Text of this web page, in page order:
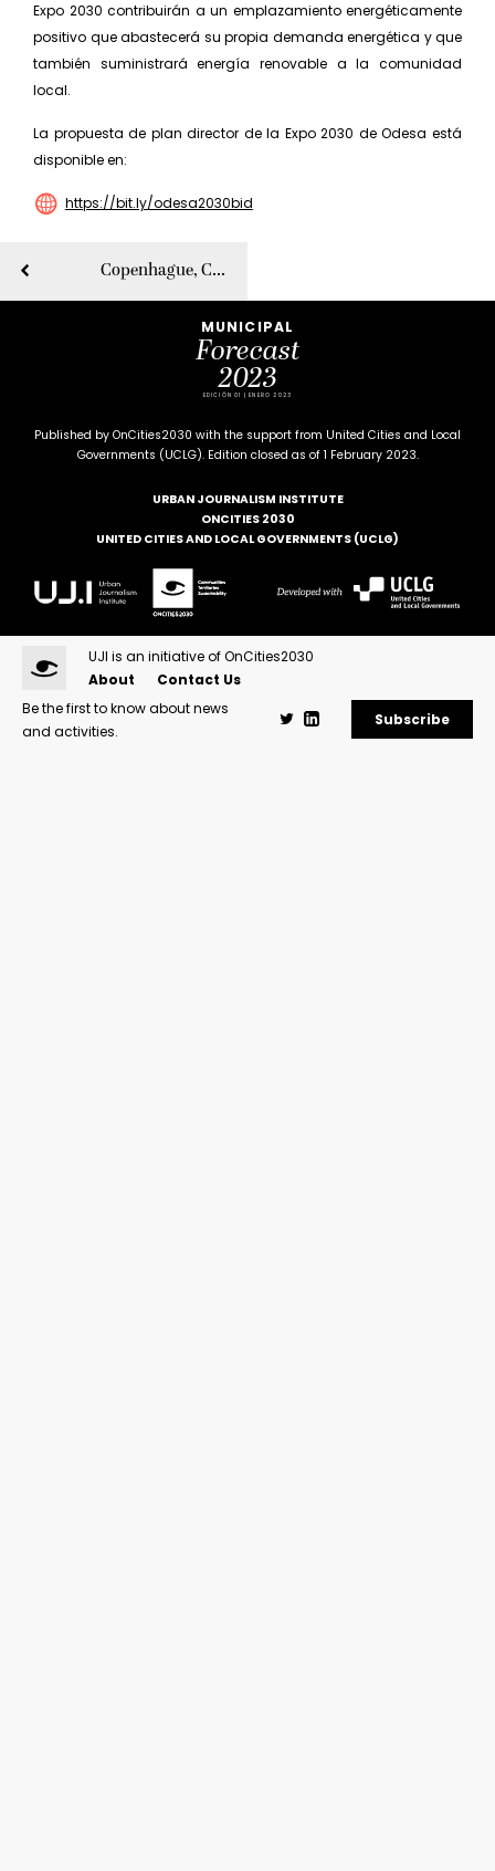
Expo 2030 contribuirán a un emplazamiento energéticamente
positivo que abastecerá su propia demanda energética y que
también suministrará energía renovable a la comunidad
local.
La propuesta de plan director de la Expo 2030 de Odesa está
disponible en:
https://bit.ly/odesa2030bid
Copenhague, Capital Mundial de la Arquitectura
MUNICIPAL
Forecast
2023
EDICIÓN 01 | ENERO 2023
Published by OnCities2030 with the support from United Cities and Local
Governments (UCLG). Edition closed as of 1 February 2023.
URBAN JOURNALISM INSTITUTE
ONCITIES 2030
UNITED CITIES AND LOCAL GOVERNMENTS (UCLG)
UJI is an initiative of OnCities2030
About
Contact Us
Be the first to know about news
and activities.
Subscribe